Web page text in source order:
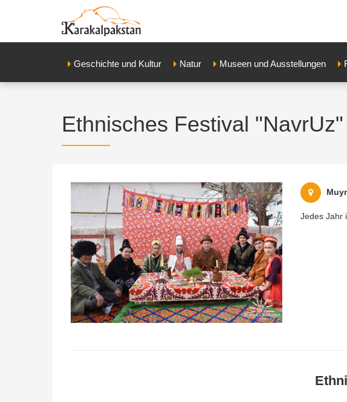
Geschichte und Kultur Natur Museen und Ausstellungen
Ethnisches Festival "NavrUz"
Jedes Jahr